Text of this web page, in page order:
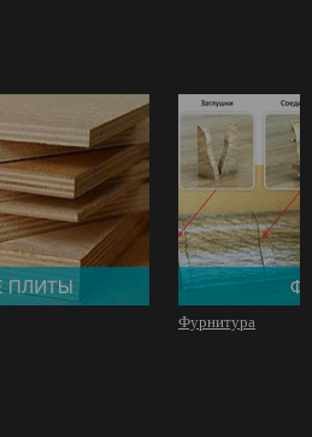
Фурнитура